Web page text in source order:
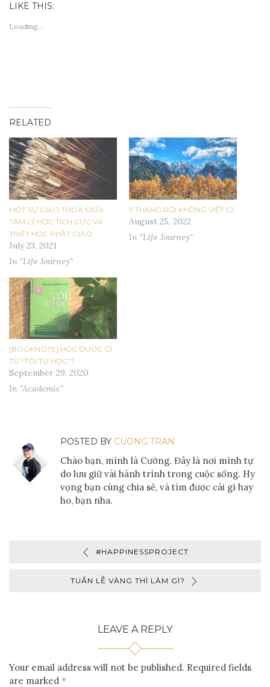
LIKE THIS:
Loading...
RELATED
MỘT SỰ GIAO THOA GIỮA
TÂM LÝ HỌC TÍCH CỰC VÀ
TRIẾT HỌC PHẬT GIÁO
July 23, 2021
In "Life Journey"
9 THÁNG RỒI KHÔNG VIẾT GÌ
August 25, 2022
In "Life Journey"
[BOOKNOTE] HỌC ĐƯỢC GÌ
TỪ “TÔI TỰ HỌC”?
September 29, 2020
In "Academic"
POSTED BY CUONG TRAN
Chào bạn, mình là Cường. Đây là nơi mình tự
do lưu giữ vài hành trình trong cuộc sống. Hy
vọng bạn cùng chia sẻ, và tìm được cái gì hay
ho, bạn nha.
#HAPPINESSPROJECT
TUẦN LỄ VÀNG THÌ LÀM GÌ?
LEAVE A REPLY
Your email address will not be published. Required fields
are marked *